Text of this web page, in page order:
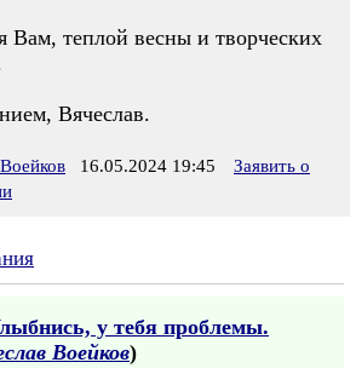
Вам, теплой весны и творческих
Вячеслав.
16.05.2024 19:45
Заявить о
у тебя проблемы.
Воейков)